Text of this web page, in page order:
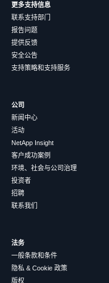
更多支持信息
联系支持部门
报告问题
提供反馈
安全公告
支持策略和支持服务
公司
新闻中心
活动
NetApp Insight
客户成功案例
环境、社会与公司治理
投资者
招聘
联系我们
法务
一般条款和条件
隐私 & Cookie 政策
版权